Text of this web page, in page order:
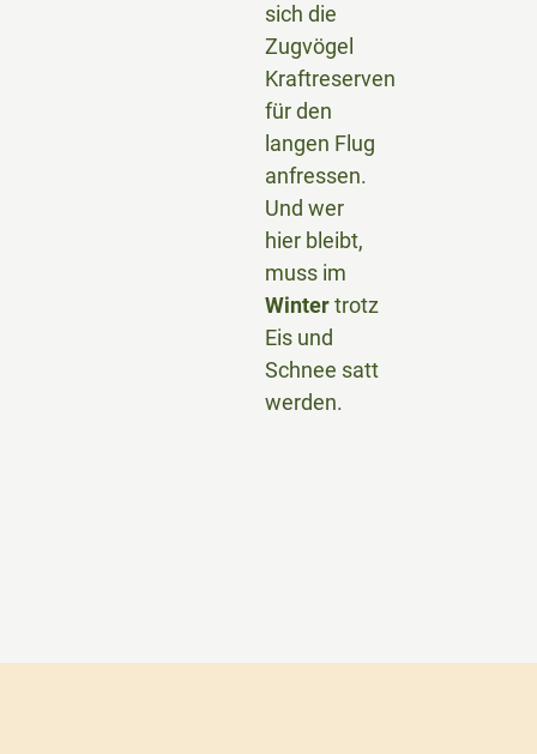
sich die
Zugvögel
Kraftreserven
für den
langen Flug
anfressen.
Und wer
hier bleibt,
muss im
Wintertrotz
Eis und
Schnee satt
werden.